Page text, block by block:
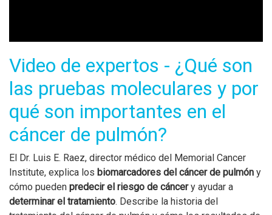
Video de expertos - ¿Qué son
las pruebas moleculares y por
qué son importantes en el
cáncer de pulmón?
El Dr. Luis E. Raez, director médico del Memorial Cancer
Institute, explica los biomarcadores del cáncer de pulmón y
cómo pueden predecir el riesgo de cáncery ayudar a
determinar el tratamiento. Describe la historia del